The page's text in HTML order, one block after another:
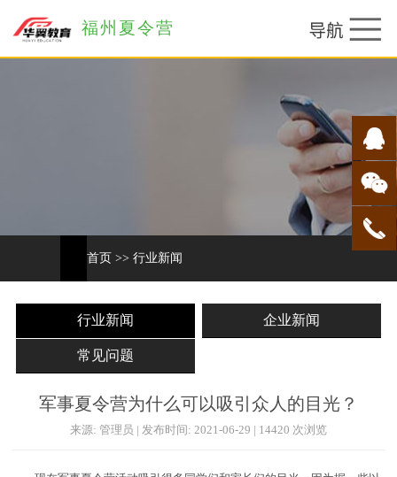
福州夏令营
首页 >> 行业新闻
行业新闻 企业新闻
常见问题
军事夏令营为什么可以吸引众人的目光？
来源: 管理员 | 发布时间: 2021-06-29 | 14420 次浏览